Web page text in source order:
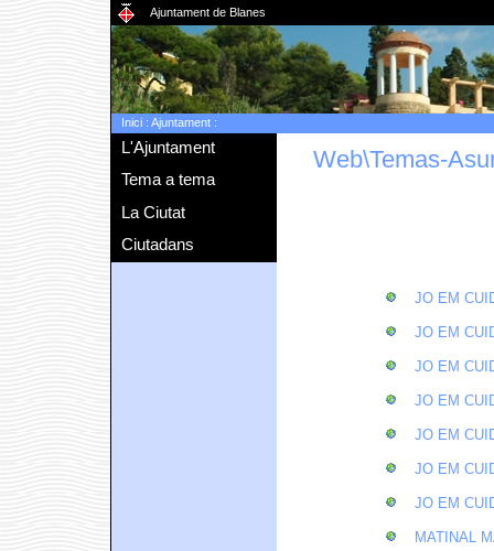
Ajuntament de Blanes
Inici: Ajuntament:
L'Ajuntament
Tema a tema
La Ciutat
Ciutadans
Web\Temas-
JO EM
JO EM
JO EM
JO EM
JO EM
JO EM
JO EM
MATINAL